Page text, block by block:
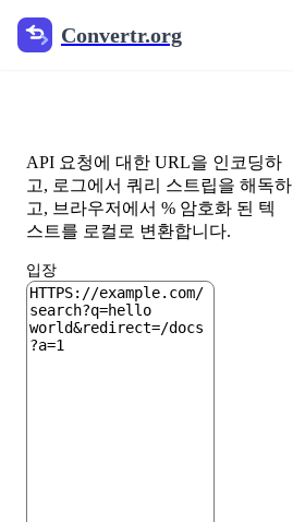
Convertr.org
URL 코더 & 디코
API 요청에 대한 URL을 인코딩하
고, 로그에서 쿼리 스트립을 해독하
고, 브라우저에서 % 암호화 된 텍
스트를 로컬로 변환합니다.
입장